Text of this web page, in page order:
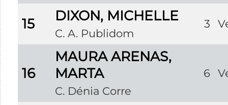
15 DIXON, MICHELLE
C. A. Publidom
3
16
MAURA ARENAS,
MARTA
C. Dénia Corre
6